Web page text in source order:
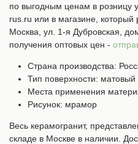
по выгодным ценам в розницу
rus.ru или в магазине, который
Москва, ул. 1-я Дубровская,
получения оптовых цен -
Страна производства:
Тип поверхности: матовый
Места применения
Рисунок: мрамор
Весь керамогранит,
складе в Москве в наличии.